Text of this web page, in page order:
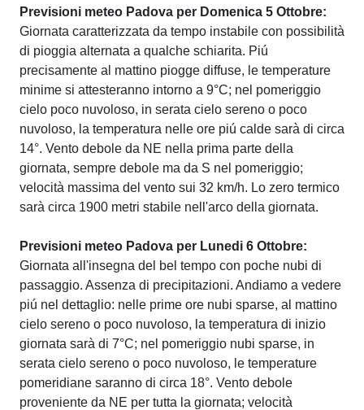
Previsioni meteo Padova per Domenica 5 Ottobre:
Giornata caratterizzata da tempo instabile con possibilità
di pioggia alternata a qualche schiarita. Piú
precisamente al mattino piogge diffuse, le temperature
minime si attesteranno intorno a 9°C; nel pomeriggio
cielo poco nuvoloso, in serata cielo sereno o poco
nuvoloso, la temperatura nelle ore piú calde sarà di circa
14°. Vento debole da NE nella prima parte della
giornata, sempre debole ma da S nel pomeriggio;
velocità massima del vento sui 32 km/h. Lo zero termico
sarà circa 1900 metri stabile nell'arco della giornata.
Previsioni meteo Padova per Lunedi 6 Ottobre:
Giornata all'insegna del bel tempo con poche nubi di
passaggio. Assenza di precipitazioni. Andiamo a vedere
piú nel dettaglio: nelle prime ore nubi sparse, al mattino
cielo sereno o poco nuvoloso, la temperatura di inizio
giornata sarà di 7°C; nel pomeriggio nubi sparse, in
serata cielo sereno o poco nuvoloso, le temperature
pomeridiane saranno di circa 18°. Vento debole
proveniente da NE per tutta la giornata; velocità